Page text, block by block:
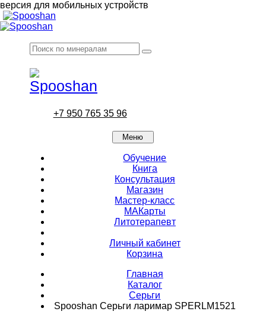
версия для мобильных устройств
+7 950 765 35 96
Меню
Обучение
Книга
Консультация
Магазин
Мастер-класс
МАКарты
Литотерапевт
Личный кабинет
Корзина
Главная
Каталог
Серьги
Spooshan Серьги ларимар SPERLM1521